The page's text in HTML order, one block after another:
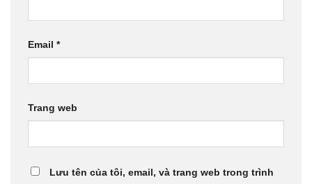
Email *
Trang web
Lưu tên của tôi, email, và trang web trong trình